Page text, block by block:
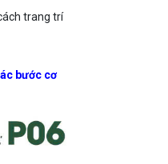
trang trí
bước cơ